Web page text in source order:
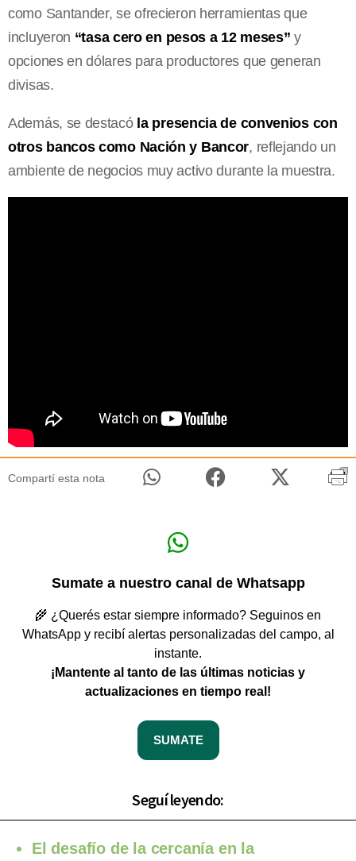
como Santander, se ofrecieron herramientas que
incluyeron “tasa cero en pesos a 12 meses” y
opciones en dólares para productores que generan
divisas.
Además, se destacó la presencia de convenios con
otros bancos como Nación y Bancor, reflejando un
ambiente de negocios muy activo durante la muestra.
Compartí esta nota
Sumate a nuestro canal de Whatsapp
🌾 ¿Querés estar siempre informado? Seguinos en
WhatsApp y recibí alertas personalizadas del campo, al
instante.
¡Mantente al tanto de las últimas noticias y
actualizaciones en tiempo real!
SUMATE
Seguí leyendo:
El desafío de la cercanía en la